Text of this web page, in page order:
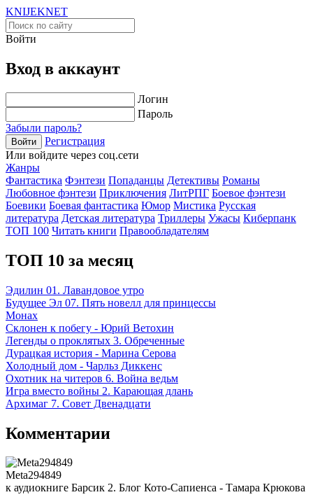
KNIJEKNET
Войти
Вход в аккаунт
Логин
Пароль
Забыли пароль?
Войти
Регистрация
Или войдите через соц.сети
Жанры
Фантастика Фэнтези Попаданцы Детективы Романы
Любовное фэнтези Приключения ЛитРПГ Боевое фэнтези
Боевики Боевая фантастика Юмор Мистика Русская
литература Детская литература Триллеры Ужасы Киберпанк
ТОП 100 Читать книги Правообладателям
ТОП 10 за месяц
Эдилин 01. Лавандовое утро
Будущее Эл 07. Пять новелл для принцессы
Монах
Склонен к побегу - Юрий Ветохин
Легенды о проклятых 3. Обреченные
Дурацкая история - Марина Серова
Холодный дом - Чарльз Диккенс
Охотник на читеров 6. Война ведьм
Игра вместо войны 2. Карающая длань
Архимаг 7. Совет Двенадцати
Комментарии
Meta294849
к аудиокниге Барсик 2. Блог Кото-Сапиенса - Тамара Крюкова